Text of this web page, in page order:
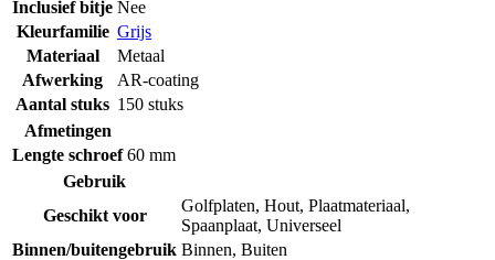
Inclusief bitje Nee
Kleurfamilie Grijs
Materiaal
Metaal
Afwerking
AR-coating
Aantal stuks 150 stuks
Afmetingen
Lengte schroef 60 mm
Gebruik
Geschikt voor
Golfplaten, Hout, Plaatmateriaal,
Spaanplaat, Universeel
Binnen/buitengebruik Binnen, Buiten